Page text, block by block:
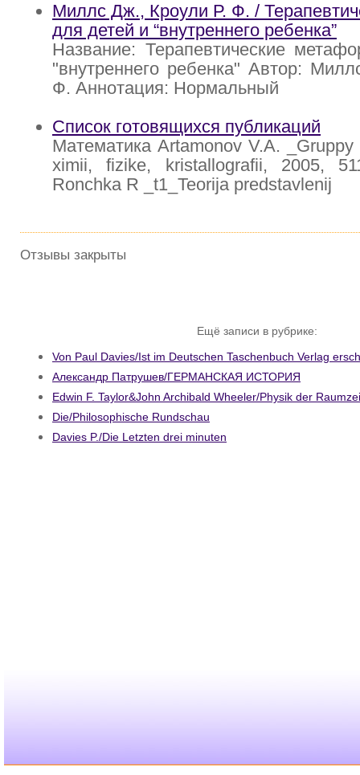
Миллс Дж., Кроули Р. Ф. /
для детей и “внутреннего ребенка”
Название: Терапевтические
"внутреннего ребенка" Автор:
Ф. Аннотация: Нормальный
Cписок готовящихся публикаций
Математика Artamonov V.A.
ximii, fizike, kristallografii, 2005,
Ronchka R _t1_Teorija predstavlenij
Отзывы закрыты
Ещё записи в рубрике:
Von Paul Davies/Ist im Deutschen Taschenbuch Verlag
Александр Патрушев/ГЕРМАНСКАЯ ИСТОРИЯ
Edwin F. Taylor&John Archibald Wheeler/Physik der
Die/Philosophische Rundschau
Davies P./Die Letzten drei minuten